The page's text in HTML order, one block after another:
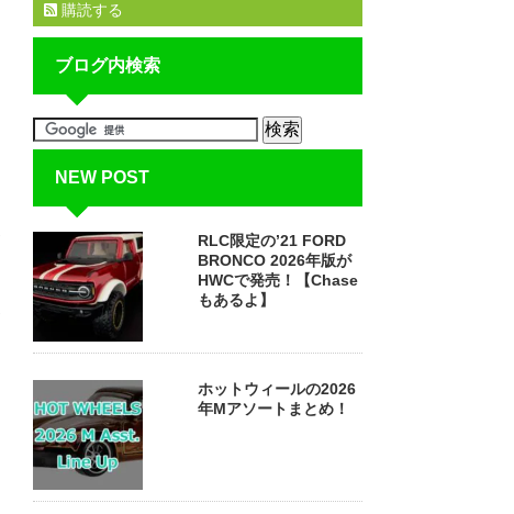
購読する
ブログ内検索
NEW POST
RLC限定の’21 FORD
BRONCO 2026年版が
HWCで発売！【Chase
もあるよ】
ホットウィールの2026
年Mアソートまとめ！